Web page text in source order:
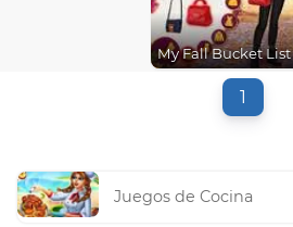
My Fall Bucket List
1
Juegos de Cocina